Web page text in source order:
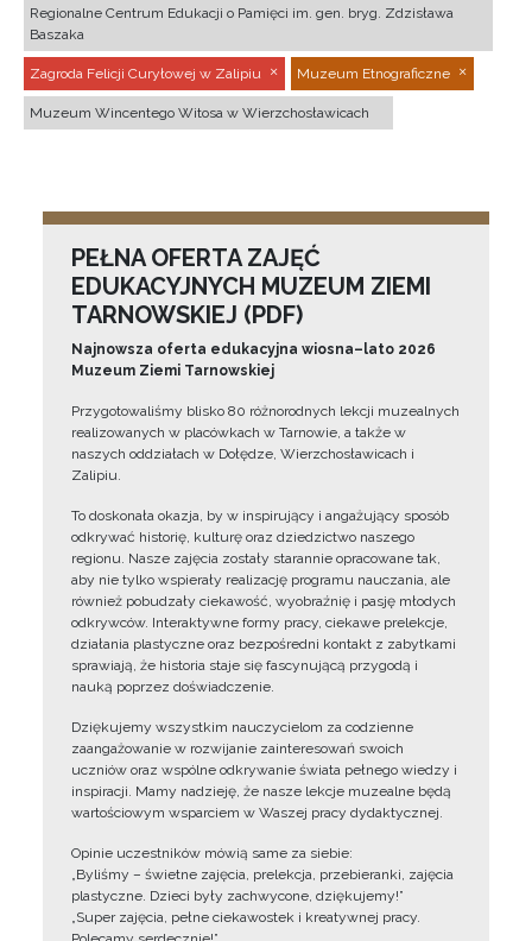
Regionalne Centrum Edukacji o Pamięci im. gen. bryg. Zdzisława
Baszaka
Zagroda Felicji Curyłowej w Zalipiu Muzeum Etnograficzne
Muzeum Wincentego Witosa w Wierzchosławicach
PEŁNA OFERTA ZAJĘĆ
EDUKACYJNYCH MUZEUM ZIEMI
TARNOWSKIEJ (PDF)
Najnowsza oferta edukacyjna wiosna–lato 2026
Muzeum Ziemi Tarnowskiej
Przygotowaliśmy blisko 80 różnorodnych lekcji muzealnych
realizowanych w placówkach w Tarnowie, a także w
naszych oddziałach w Dołędze, Wierzchosławicach i
Zalipiu.
To doskonała okazja, by w inspirujący i angażujący sposób
odkrywać historię, kulturę oraz dziedzictwo naszego
regionu. Nasze zajęcia zostały starannie opracowane tak,
aby nie tylko wspierały realizację programu nauczania, ale
również pobudzały ciekawość, wyobraźnię i pasję młodych
odkrywców. Interaktywne formy pracy, ciekawe prelekcje,
działania plastyczne oraz bezpośredni kontakt z zabytkami
sprawiają, że historia staje się fascynującą przygodą i
nauką poprzez doświadczenie.
Dziękujemy wszystkim nauczycielom za codzienne
zaangażowanie w rozwijanie zainteresowań swoich
uczniów oraz wspólne odkrywanie świata pełnego wiedzy i
inspiracji. Mamy nadzieję, że nasze lekcje muzealne będą
wartościowym wsparciem w Waszej pracy dydaktycznej.
Opinie uczestników mówią same za siebie:
„Byliśmy – świetne zajęcia, prelekcja, przebieranki, zajęcia
plastyczne. Dzieci były zachwycone, dziękujemy!”
„Super zajęcia, pełne ciekawostek i kreatywnej pracy.